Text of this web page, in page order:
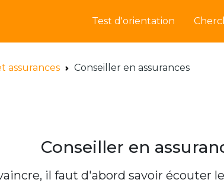
Test d'orientation
assurances Conseiller en assurances
Conseiller en
il faut d'abord savoir écouter